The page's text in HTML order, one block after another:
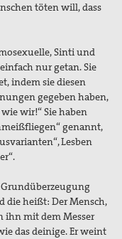
töten will, dass
Sinti und
nur getan. Sie
indem sie diesen
gegeben haben,
wir!“ Sie haben
genannt,
Lesben
die heißt: Der Mensch,
ihn mit dem Messer
das deinige. Er weint